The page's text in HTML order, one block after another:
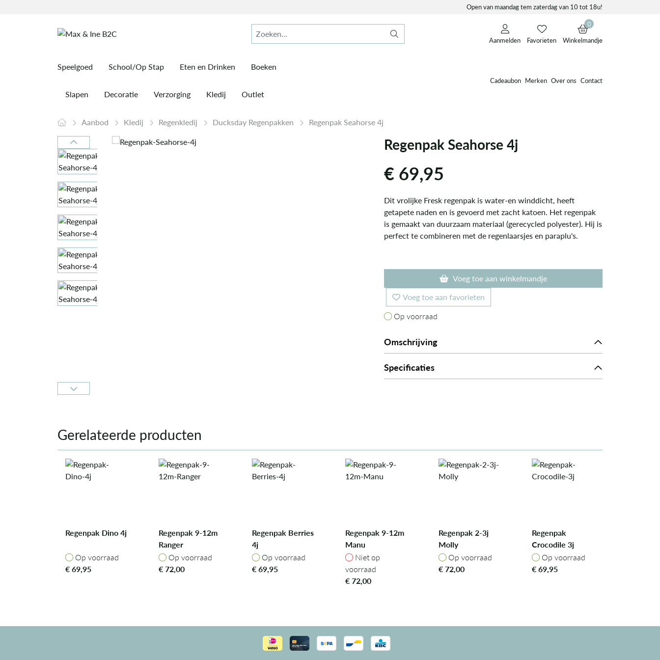
Open van maandag tem zaterdag van 10 tot 18u!
Aanmelden Favorieten
0
Winkelmandje
Speelgoed School/Op Stap Eten en Drinken Boeken
Slapen Decoratie Verzorging Kledij Outlet
Cadeaubon Merken Over ons Contact
Aanbod Kledij Regenkledij Ducksday Regenpakken Regenpak Seahorse 4j
Regenpak Seahorse 4j
€69,95
Dit vrolijke Fresk regenpak is water-en winddicht, heeft
getapete naden en is gevoerd met zacht katoen. Het regenpak
is gemaakt van duurzaam materiaal (gerecycled polyester). Hij is
perfect te combineren met de regenlaarsjes en paraplu's.
Voeg toe aan winkelmandje
Voeg toe aan favorieten
Op voorraad
Op voorraad
Omschrijving
Specificaties
Gerelateerde producten
Regenpak Dino 4j
Op voorraad
Op voorraad
€69,95
Regenpak 9-12m
Ranger
Op voorraad
Op voorraad
€72,00
Regenpak Berries
4j
Op voorraad
Op voorraad
€69,95
Regenpak 9-12m
Manu
Niet op voorraad
Niet op
voorraad
€72,00
Regenpak 2-3j
Molly
Op voorraad
Op voorraad
€72,00
Regenpak
Crocodile 3j
Op voorraad
Op voorraad
€69,95